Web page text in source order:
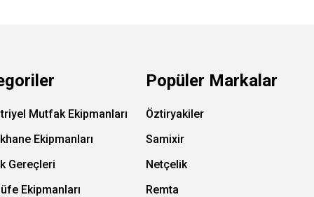
Mutfak Ekipmanları
Ekipmanları
Gereçleri
Ekipmanları
Popüler Markalar
Öztiryakiler
Samixir
Netçelik
Remta